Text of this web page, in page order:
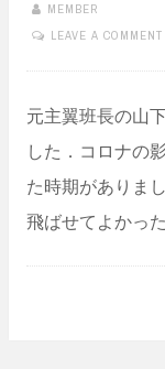
MEMBER
LEAVE A COMMENT
元主翼班長の山
した．コロナの
た時期がありま
飛ばせてよかっ